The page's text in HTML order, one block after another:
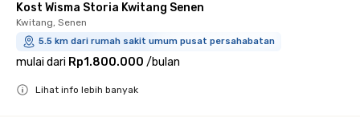
Kost Wisma Storia Kwitang Senen
Kwitang, Senen
5.5 km dari rumah sakit umum pusat persahabatan
mulai dari Rp1.800.000 /bulan
Lihat info lebih banyak